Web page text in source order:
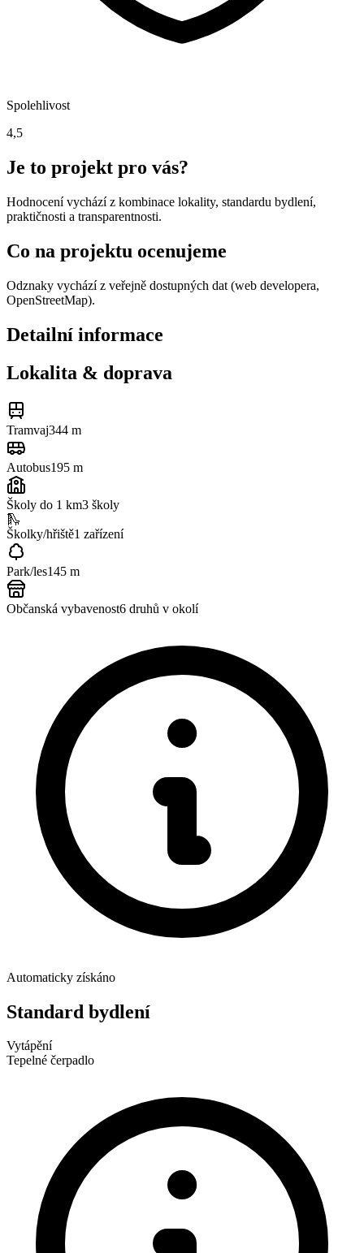
Spolehlivost
4,5
Je to projekt pro vás?
Hodnocení vychází z kombinace lokality, standardu bydlení,
praktičnosti a transparentnosti.
Co na projektu ocenujeme
Odznaky vychází z veřejně dostupných dat (web developera,
OpenStreetMap).
Detailní informace
Lokalita & doprava
Tramvaj344 m
Autobus195 m
Školy do 1 km3 školy
🛝
Školky/hřiště1 zařízení
Park/les145 m
Občanská vybavenost6 druhů v okolí
Automaticky získáno
Standard bydlení
Vytápění
Tepelné čerpadlo